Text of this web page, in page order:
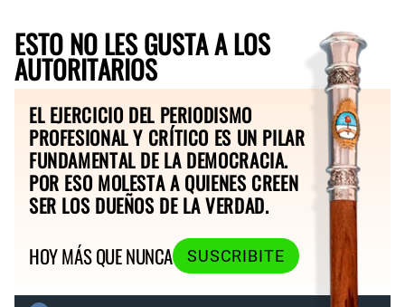
ESTO NO LES GUSTA A LOS
AUTORITARIOS
EL EJERCICIO DEL PERIODISMO
PROFESIONAL Y CRÍTICO ES UN PILAR
FUNDAMENTAL DE LA DEMOCRACIA.
POR ESO MOLESTA A QUIENES CREEN
SER LOS DUEÑOS DE LA VERDAD.
HOY MÁS QUE NUNCA
SUSCRIBITE